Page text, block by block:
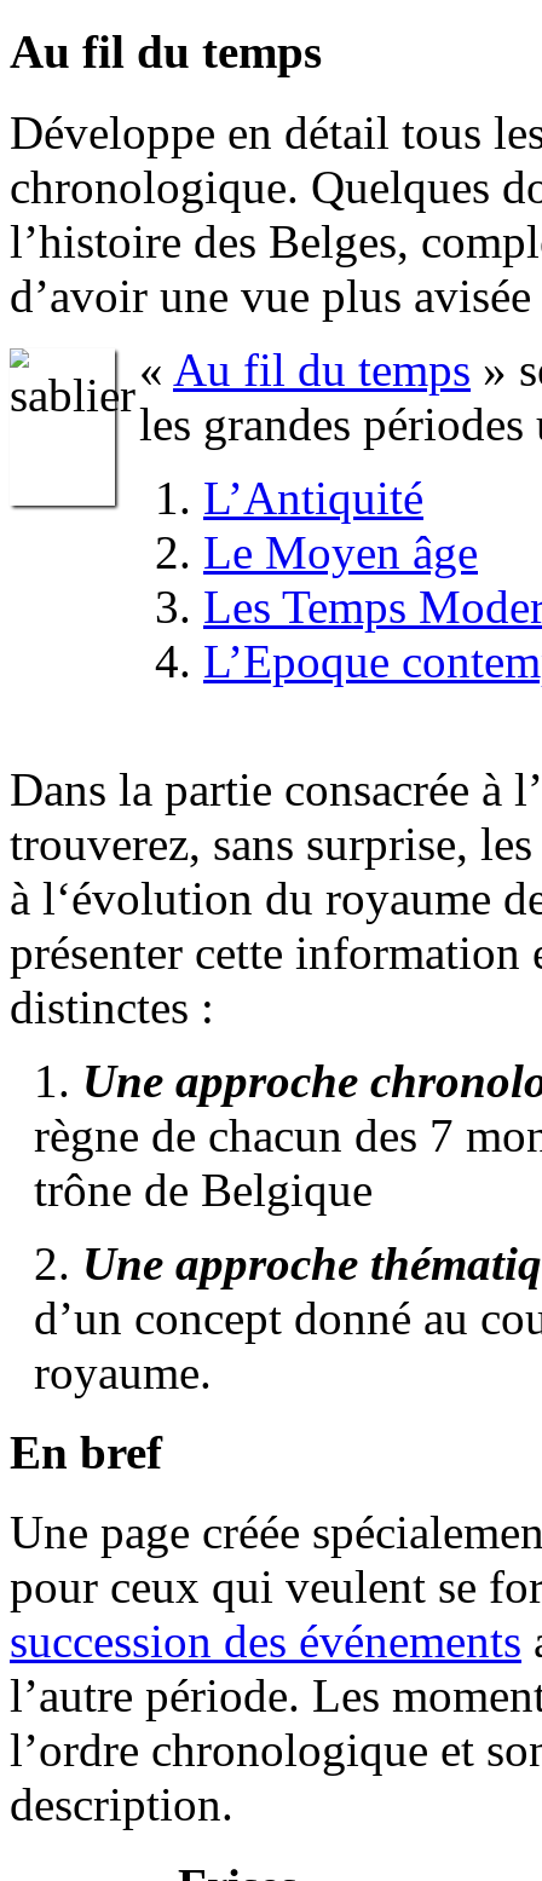
Au fil du temps
Développe en détail tous
chronologique. Quelques
l’histoire des Belges,
d’avoir une vue plus
« Au fil du temps »
les grandes
L’Antiquité
Le Moyen âge
Les Temps
L’Epoque
Dans la partie consacrée à
trouverez, sans surprise,
à l‘évolution du royaume
présenter cette information
distinctes :
1. Une approche
règne de chacun des 7
trône de Belgique
2. Une approche
d’un concept donné au
royaume.
En bref
Une page créée
pour ceux qui veulent se
succession des événements
l’autre période. Les
l’ordre chronologique et
description.